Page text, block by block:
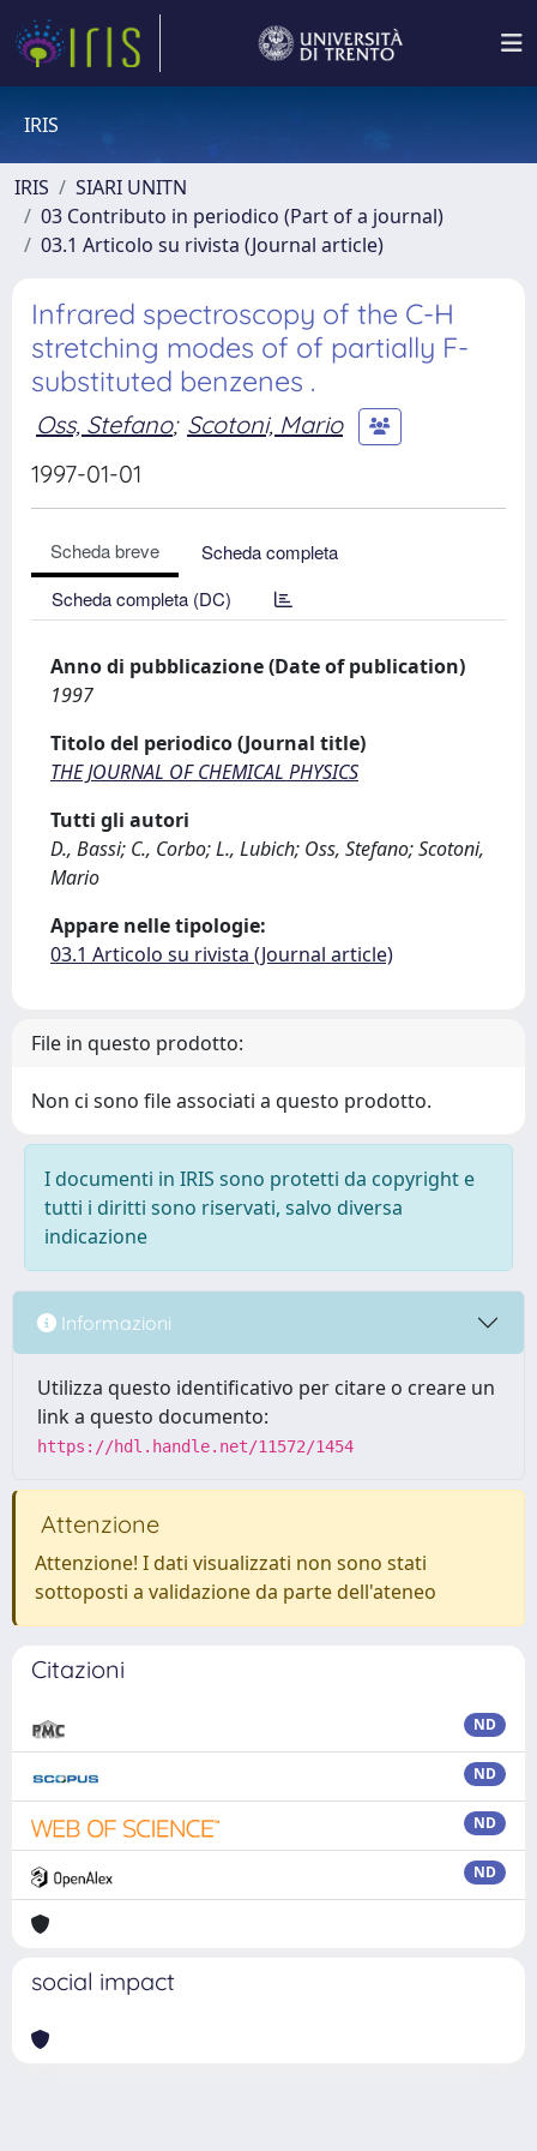
IRIS
IRIS
SIARI UNITN
03 Contributo in periodico (Part of a journal)
03.1 Articolo su rivista (Journal article)
Infrared spectroscopy of the C-H
stretching modes of of partially F-
substituted benzenes .
Oss, Stefano; Scotoni, Mario
1997-01-01
Scheda breve
Scheda completa
Scheda completa (DC)
Anno di pubblicazione (Date of publication)
1997
Titolo del periodico (Journal title)
THE JOURNAL OF CHEMICAL PHYSICS
Tutti gli autori
D., Bassi; C., Corbo; L., Lubich; Oss, Stefano; Scotoni,
Mario
Appare nelle tipologie:
03.1 Articolo su rivista (Journal article)
File in questo prodotto:
Non ci sono file associati a questo prodotto.
I documenti in IRIS sono protetti da copyright e
tutti i diritti sono riservati, salvo diversa
indicazione
Informazioni
Utilizza questo identificativo per citare o creare un
link a questo documento:
https://hdl.handle.net/11572/1454
Attenzione
Attenzione! I dati visualizzati non sono stati
sottoposti a validazione da parte dell'ateneo
Citazioni
ND
ND
ND
ND
social impact